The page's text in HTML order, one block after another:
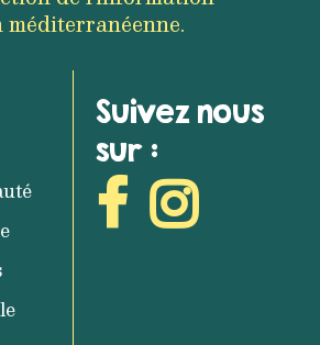
Suivez nous
sur :